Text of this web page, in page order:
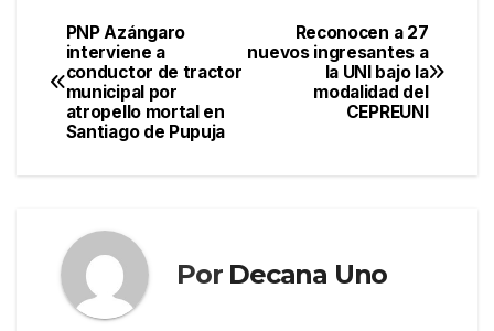
Navegación
de
entradas
Reconocen a 27
nuevos ingresantes a
la UNI bajo la
modalidad del
CEPREUNI
PNP Azángaro
interviene a
conductor de tractor
municipal por
atropello mortal en
Santiago de Pupuja
Por Decana Uno